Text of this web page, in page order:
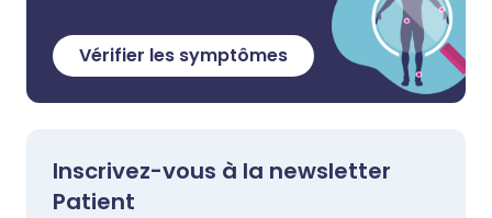
Vérifier les symptômes
Inscrivez-vous à la newsletter
Patient